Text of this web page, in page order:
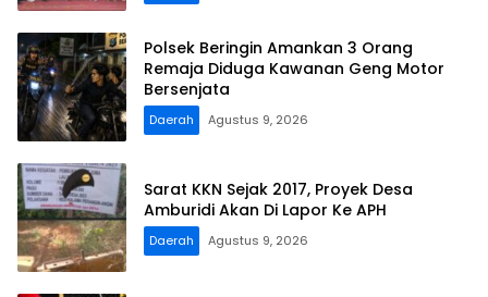
Polsek Beringin Amankan 3 Orang
Remaja Diduga Kawanan Geng Motor
Bersenjata
Daerah Agustus 9, 2026
Sarat KKN Sejak 2017, Proyek Desa
Amburidi Akan Di Lapor Ke APH
Daerah Agustus 9, 2026